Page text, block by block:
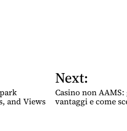
and Views
Next:
Casino non
vantaggi e come